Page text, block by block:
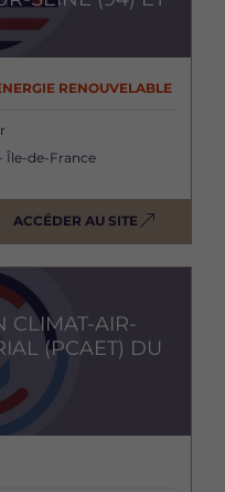
RENOUVELABLE
Île-de-France
ACCÉDER AU SITE
CLIMAT-AIR-
(PCAET) DU